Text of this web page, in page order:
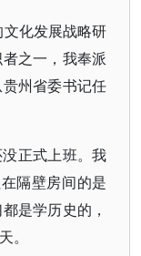
化发展战略研
之一，我奉派
州省委书记任
正式上班。我
隔壁房间的是
是学历史的，
。